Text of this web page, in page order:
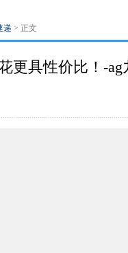
递 > 正文
更具性价比！-ag